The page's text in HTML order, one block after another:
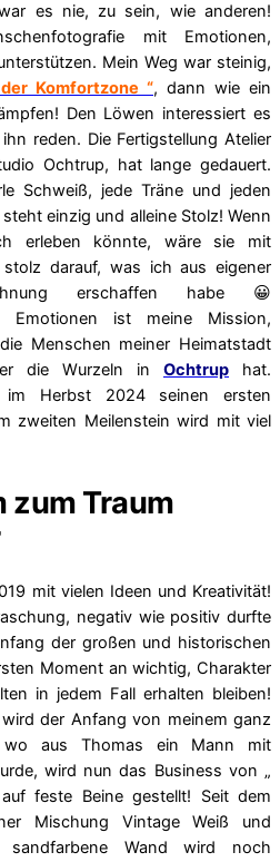
es nie, zu sein, wie anderen!
mit Emotionen,
Mein Weg war steinig,
Komfortzone “, dann wie ein
Den Löwen interessiert es
reden. Die Fertigstellung Atelier
Ochtrup, hat lange gedauert.
Schweiß, jede Träne und jeden
einzig und alleine Stolz! Wenn
erleben könnte, wäre sie mit
darauf, was ich aus eigener
erschaffen habe 😀
Emotionen ist meine Mission,
Menschen meiner Heimatstadt
die Wurzeln in Ochtrup hat.
im Herbst 2024 seinen ersten
zweiten Meilenstein wird mit viel
zum Traum
mit vielen Ideen und Kreativität!
negativ wie positiv durfte
der großen und historischen
Moment an wichtig, Charakter
in jedem Fall erhalten bleiben!
der Anfang von meinem ganz
wo aus Thomas ein Mann mit
wird nun das Business von „
feste Beine gestellt! Seit dem
Mischung Vintage Weiß und
sandfarbene Wand wird noch